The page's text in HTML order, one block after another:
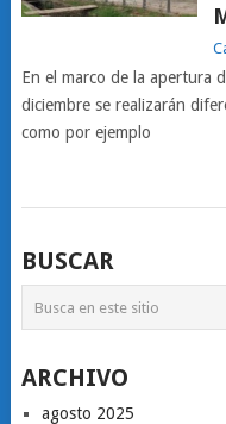
En el marco de la apertura
diciembre se realizarán
como por ejemplo
BUSCAR
ARCHIVO
agosto 2025